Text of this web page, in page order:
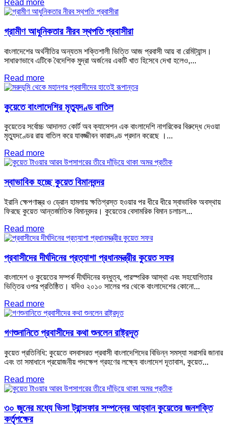
Read more
গ্রামীণ আধুনিকতার নীরব স্থপতি প্রবাসীরা
বাংলাদেশের অর্থনীতির অন্যতম শক্তিশালী ভিত্তি আজ প্রবাসী আয় বা রেমিট্যান্স।
সাধারণভাবে এটিকে বৈদেশিক মুদ্রা অর্জনের একটি খাত হিসেবে দেখা হলেও,...
Read more
কুয়েতে বাংলাদেশির মৃত্যুদণ্ড বাতিল
কুয়েতের সর্বোচ্চ আদালত কোর্ট অব ক্যাসেশন এক বাংলাদেশি নাগরিকের বিরুদ্ধে দেওয়া
মৃত্যুদণ্ডের রায় বাতিল করে যাবজ্জীবন কারাদণ্ড প্রদান করেছে ।...
Read more
স্বাভাবিক হচ্ছে কুয়েত বিমানবন্দর
ইরানি ক্ষেপণাস্ত্র ও ড্রোন হামলায় ক্ষতিগ্রস্ত হওয়ার পর ধীরে ধীরে স্বাভাবিক অবস্থায়
ফিরছে কুয়েত আন্তর্জাতিক বিমানবন্দর। কুয়েতের বেসামরিক বিমান চলাচল...
Read more
প্রবাসীদের দীর্ঘদিনের প্রত্যাশা প্রধানমন্ত্রীর কুয়েত সফর
বাংলাদেশ ও কুয়েতের সম্পর্ক দীর্ঘদিনের বন্ধুত্ব, পারস্পরিক আস্থা এবং সহযোগিতার
ভিত্তির ওপর প্রতিষ্ঠিত। যদিও ২০১০ সালের পর থেকে বাংলাদেশের কোনো...
Read more
গণশুনানিতে প্রবাসীদের কথা শুনলেন রাষ্ট্রদূত
কুয়েত প্রতিনিধি: কুয়েতে বসবাসরত প্রবাসী বাংলাদেশিদের বিভিন্ন সমস্যা সরাসরি জানার
এবং তা সমাধানে প্রয়োজনীয় পদক্ষেপ গ্রহণের লক্ষ্যে বাংলাদেশ দূতাবাস, কুয়েত...
Read more
৩০ জুনের মধ্যে ভিসা ট্রান্সফার সম্পন্নের আহ্বান কুয়েতের জনশক্তি
কর্তৃপক্ষের